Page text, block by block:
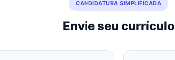
CANDIDATURA SIMPLIFICADA
Envie seu currículo